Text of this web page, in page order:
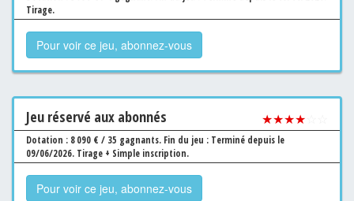
Tirage.
Pour voir ce jeu, abonnez-vous
Jeu réservé aux abonnés ★★★★
Dotation : 8 090 € / 35 gagnants. Fin du jeu : Terminé depuis le
09/06/2026. Tirage + Simple inscription.
Pour voir ce jeu, abonnez-vous